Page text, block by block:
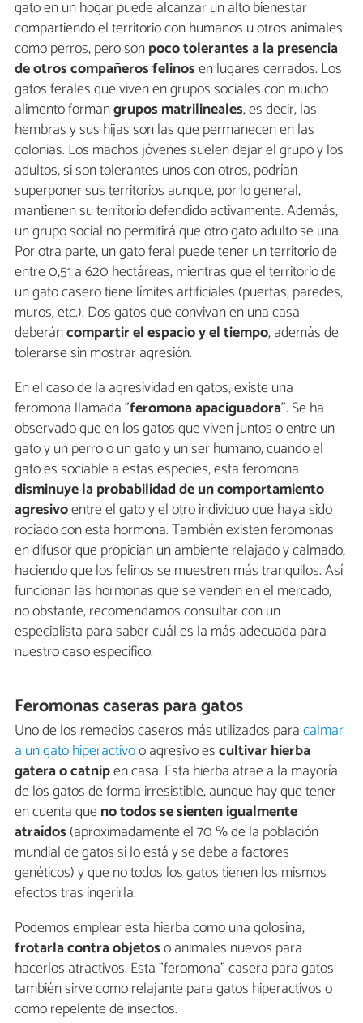
gato en un hogar puede alcanzar un alto bienestar
compartiendo el territorio con humanos u otros animales
como perros, pero sonpoco tolerantes a la presencia
de otros compañeros felinosen lugares cerrados. Los
gatos ferales que viven en grupos sociales con mucho
alimento formangrupos matrilineales, es decir, las
hembras y sus hijas son las que permanecen en las
colonias. Los machos jóvenes suelen dejar el grupo y los
adultos, si son tolerantes unos con otros, podrían
superponer sus territorios aunque, por lo general,
mantienen su territorio defendido activamente. Además,
un grupo social no permitirá que otro gato adulto se una.
Por otra parte, un gato feral puede tener un territorio de
entre 0,51 a 620 hectáreas, mientras que el territorio de
un gato casero tiene límites artificiales (puertas, paredes,
muros, etc.). Dos gatos que convivan en una casa
deberáncompartir el espacio y el tiempo, además de
tolerarse sin mostrar agresión.
En el caso de la agresividad en gatos, existe una
feromona llamada "feromona apaciguadora". Se ha
observado que en los gatos que viven juntos o entre un
gato y un perro o un gato y un ser humano, cuando el
gato es sociable a estas especies, esta feromona
disminuye la probabilidad de un comportamiento
agresivoentre el gato y el otro individuo que haya sido
rociado con esta hormona. También existen feromonas
en difusor que propician un ambiente relajado y calmado,
haciendo que los felinos se muestren más tranquilos. Así
funcionan las hormonas que se venden en el mercado,
no obstante, recomendamos consultar con un
especialista para saber cuál es la más adecuada para
nuestro caso específico.
Feromonas caseras para gatos
Uno de los remedios caseros más utilizados paracalmar
a un gato hiperactivoo agresivo escultivar hierba
gatera o catnipen casa. Esta hierba atrae a la mayoría
de los gatos de forma irresistible, aunque hay que tener
en cuenta queno todos se sienten igualmente
atraídos (aproximadamente el 70 % de la población
mundial de gatos sí lo está y se debe a factores
genéticos) y que no todos los gatos tienen los mismos
efectos tras ingerirla.
Podemos emplear esta hierba como una golosina,
frotarla contra objetoso animales nuevos para
hacerlos atractivos. Esta "feromona" casera para gatos
también sirve como relajante para gatos hiperactivos o
como repelente de insectos.